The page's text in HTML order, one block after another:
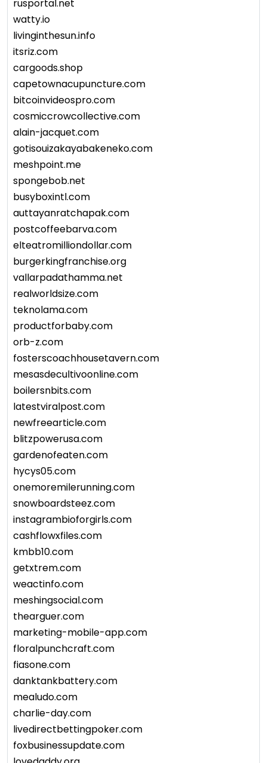
rusportal.net
watty.io
livinginthesun.info
itsriz.com
cargoods.shop
capetownacupuncture.com
bitcoinvideospro.com
cosmiccrowcollective.com
alain-jacquet.com
gotisouizakayabakeneko.com
meshpoint.me
spongebob.net
busyboxintl.com
auttayanratchapak.com
postcoffeebarva.com
elteatromilliondollar.com
burgerkingfranchise.org
vallarpadathamma.net
realworldsize.com
teknolama.com
productforbaby.com
orb-z.com
fosterscoachhousetavern.com
mesasdecultivoonline.com
boilersnbits.com
latestviralpost.com
newfreearticle.com
blitzpowerusa.com
gardenofeaten.com
hycys05.com
onemoremilerunning.com
snowboardsteez.com
instagrambioforgirls.com
cashflowxfiles.com
kmbb10.com
getxtrem.com
weactinfo.com
meshingsocial.com
thearguer.com
marketing-mobile-app.com
floralpunchcraft.com
fiasone.com
danktankbattery.com
mealudo.com
charlie-day.com
livedirectbettingpoker.com
foxbusinessupdate.com